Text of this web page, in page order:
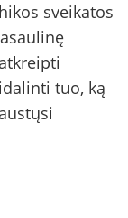
sveikatos
tuo, ką